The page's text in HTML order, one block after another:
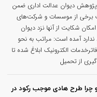
دیوان عدالت اداری ضمن
برخی از موسسات و شرکت‌های
شکایت از آنها نزد دیوان
آمده است: مراتب به نحو
الکترونیک ابلاغ شده تا
از تحمیل
چرا طرح هادی موجب رکود در